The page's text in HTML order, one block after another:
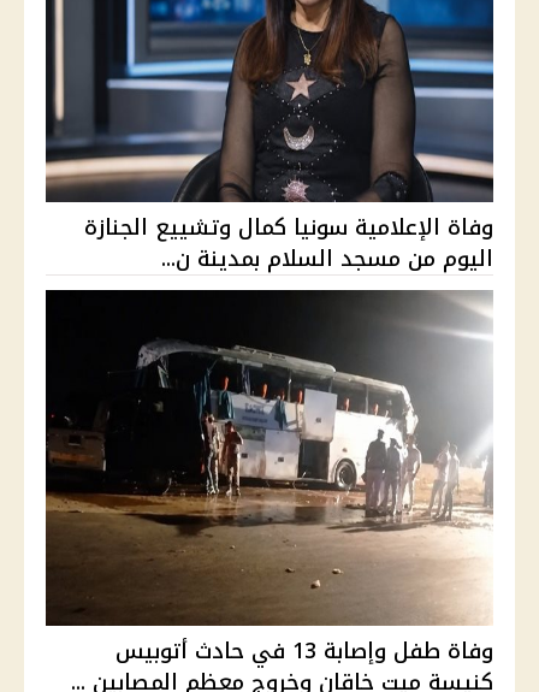
وفاة الإعلامية سونيا كمال وتشييع الجنازة
اليوم من مسجد السلام بمدينة ن...
وفاة طفل وإصابة 13 في حادث أتوبيس
كنيسة ميت خاقان وخروج معظم المصابين ...